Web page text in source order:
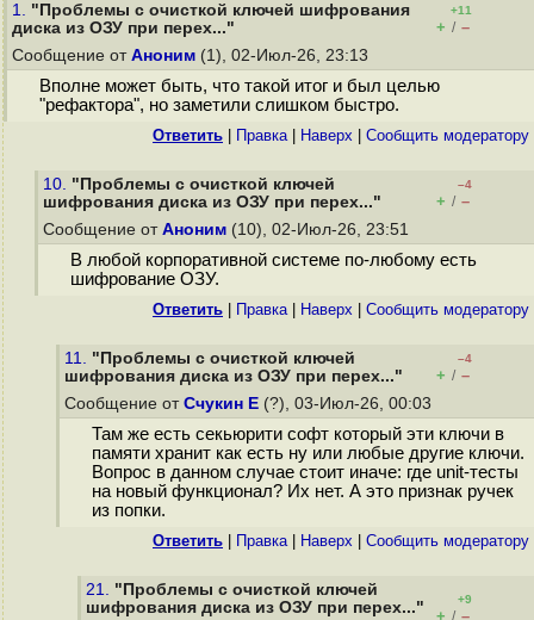
1. "Проблемы с очисткой ключей шифрования
диска из ОЗУ при перех..."
+11
+ / –
Сообщение от Аноним (1), 02-Июл-26, 23:13
Вполне может быть, что такой итог и был целью
"рефактора", но заметили слишком быстро.
Ответить Правка| Наверх Cообщить модератору
10. "Проблемы с очисткой ключей
шифрования диска из ОЗУ при перех..."
–4
+ / –
Сообщение от Аноним (10), 02-Июл-26, 23:51
В любой корпоративной системе по-любому есть
шифрование ОЗУ.
Ответить Правка| Наверх Cообщить модератору
11. "Проблемы с очисткой ключей
шифрования диска из ОЗУ при перех..."
–4
+ / –
Сообщение от Счукин Е (?), 03-Июл-26, 00:03
Там же есть секьюрити софт который эти ключи в
памяти хранит как есть ну или любые другие ключи.
Вопрос в данном случае стоит иначе: где unit-тесты
на новый функционал? Их нет. А это признак ручек
из попки.
Ответить Правка| Наверх Cообщить модератору
21. "Проблемы с очисткой ключей
шифрования диска из ОЗУ при перех..."
+9
+ / –